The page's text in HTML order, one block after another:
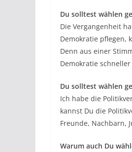
Du solltest wählen
Die Vergangenheit
Demokratie pflegen,
Denn aus einer
Demokratie
Du solltest wählen
Ich habe die
kannst Du die
Freunde, Nachbarn,
Warum auch Du